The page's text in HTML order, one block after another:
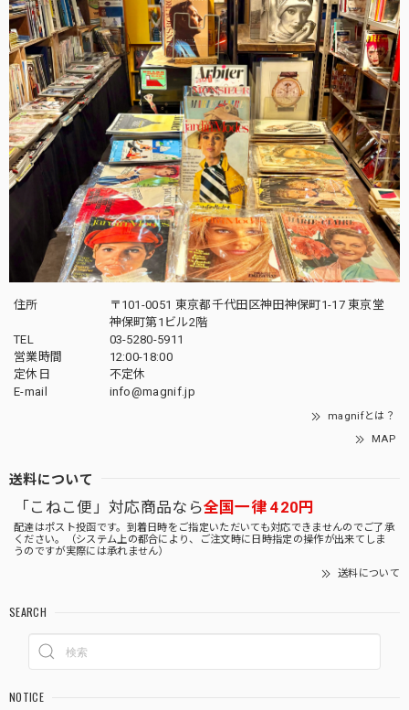
住所
〒101-0051 東京都千代田区神田神保町1-17 東京堂
神保町第1ビル2階
TEL
03-5280-5911
営業時間
12:00-18:00
定休日
不定休
E-mail
info@magnif.jp
magnifとは？
MAP
送料について
「こねこ便」対応商品なら全国一律 420円
配達はポスト投函です。到着日時をご指定いただいても対応できませんのでご了承
ください。（システム上の都合により、ご注文時に日時指定の操作が出来てしま
うのですが実際には承れません）
送料について
SEARCH
NOTICE